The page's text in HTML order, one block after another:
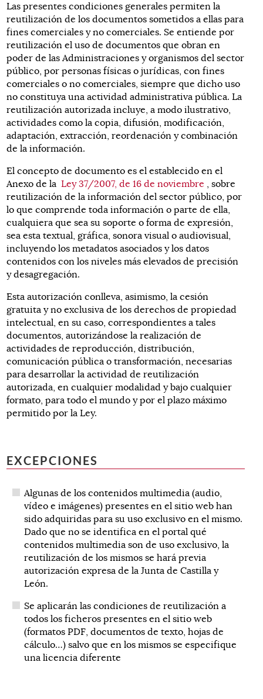
Las presentes condiciones generales permiten la
reutilización de los documentos sometidos a ellas para
fines comerciales y no comerciales. Se entiende por
reutilización el uso de documentos que obran en
poder de las Administraciones y organismos del sector
público, por personas físicas o jurídicas, con fines
comerciales o no comerciales, siempre que dicho uso
no constituya una actividad administrativa pública. La
reutilización autorizada incluye, a modo ilustrativo,
actividades como la copia, difusión, modificación,
adaptación, extracción, reordenación y combinación
de la información.
El concepto de documento es el establecido en el
Anexo de laLey 37/2007, de 16 de noviembre , sobre
reutilización de la información del sector público, por
lo que comprende toda información o parte de ella,
cualquiera que sea su soporte o forma de expresión,
sea esta textual, gráfica, sonora visual o audiovisual,
incluyendo los metadatos asociados y los datos
contenidos con los niveles más elevados de precisión
y desagregación.
Esta autorización conlleva, asimismo, la cesión
gratuita y no exclusiva de los derechos de propiedad
intelectual, en su caso, correspondientes a tales
documentos, autorizándose la realización de
actividades de reproducción, distribución,
comunicación pública o transformación, necesarias
para desarrollar la actividad de reutilización
autorizada, en cualquier modalidad y bajo cualquier
formato, para todo el mundo y por el plazo máximo
permitido por la Ley.
EXCEPCIONES
Algunas de los contenidos multimedia (audio,
vídeo e imágenes) presentes en el sitio web han
sido adquiridas para su uso exclusivo en el mismo.
Dado que no se identifica en el portal qué
contenidos multimedia son de uso exclusivo, la
reutilización de los mismos se hará previa
autorización expresa de la Junta de Castilla y
León.
Se aplicarán las condiciones de reutilización a
todos los ficheros presentes en el sitio web
(formatos PDF, documentos de texto, hojas de
cálculo…) salvo que en los mismos se especifique
una licencia diferente